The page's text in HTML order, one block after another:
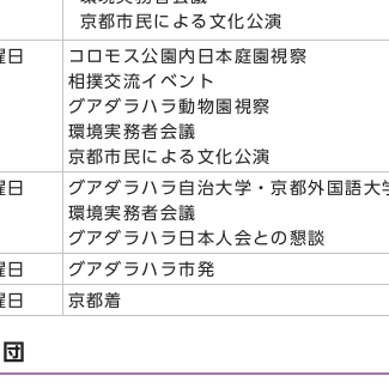
京都市民による文化公演
コロモス公園内日本庭園視察
相撲交流イベント
グアダラハラ動物園視察
環境実務者会議
京都市民による文化公演
グアダラハラ自治大学・京都外国語
環境実務者会議
グアダラハラ日本人会との懇談
グアダラハラ市発
京都着